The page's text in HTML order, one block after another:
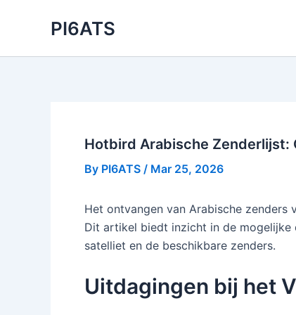
PI6ATS
Hotbird Arabische Zenderlijst:
By PI6ATS / Mar 25, 2026
Het ontvangen van Arabische
Dit artikel biedt inzicht in de
satelliet en de beschikbare zenders.
Uitdagingen bij het